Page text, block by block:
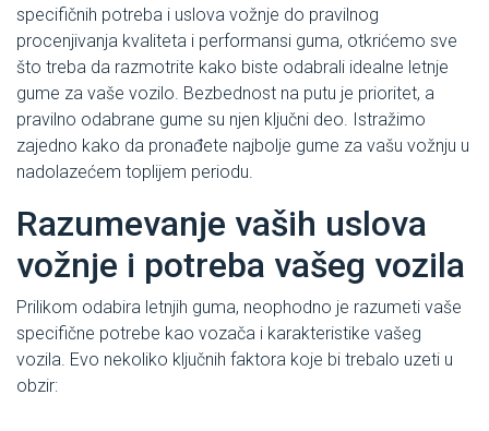
specifičnih potreba i uslova vožnje do pravilnog
procenjivanja kvaliteta i performansi guma, otkrićemo sve
što treba da razmotrite kako biste odabrali idealne letnje
gume za vaše vozilo. Bezbednost na putu je prioritet, a
pravilno odabrane gume su njen ključni deo. Istražimo
zajedno kako da pronađete najbolje gume za vašu vožnju u
nadolazećem toplijem periodu.
Razumevanje vaših uslova
vožnje i potreba vašeg vozila
Prilikom odabira letnjih guma, neophodno je razumeti vaše
specifične potrebe kao vozača i karakteristike vašeg
vozila. Evo nekoliko ključnih faktora koje bi trebalo uzeti u
obzir: